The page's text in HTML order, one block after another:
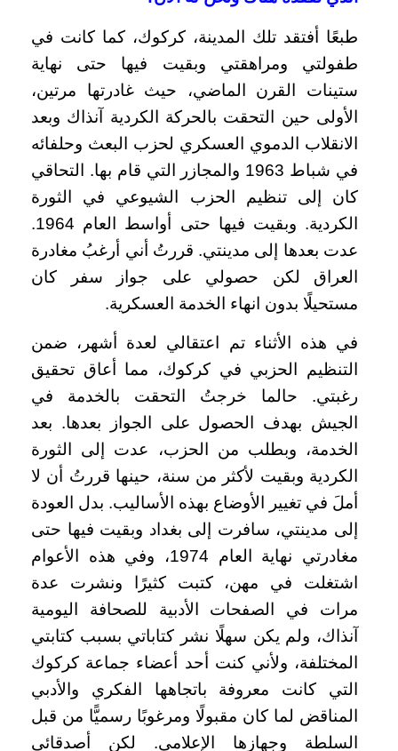
طبعًا أفتقد تلك المدينة، كركوك، كما كانت في
طفولتي ومراهقتي وبقيت فيها حتى نهاية
ستينات القرن الماضي، حيث غادرتها مرتين،
الأولى حين التحقت بالحركة الكردية آنذاك وبعد
الانقلاب الدموي العسكري لحزب البعث وحلفائه
في شباط 1963 والمجازر التي قام بها. التحاقي
كان إلى تنظيم الحزب الشيوعي في الثورة
الكردية. وبقيت فيها حتى أواسط العام 1964.
عدت بعدها إلى مدينتي. قررتُ أني أرغبُ مغادرة
العراق لكن حصولي على جواز سفر كان
مستحيلًا بدون انهاء الخدمة العسكرية.
في هذه الأثناء تم اعتقالي لعدة أشهر، ضمن
التنظيم الحزبي في كركوك، مما أعاق تحقيق
رغبتي. حالما خرجتُ التحقت بالخدمة في
الجيش بهدف الحصول على الجواز بعدها. بعد
الخدمة، وبطلب من الحزب، عدت إلى الثورة
الكردية وبقيت لأكثر من سنة، حينها قررتُ أن لا
أملَ في تغيير الأوضاع بهذه الأساليب. بدل العودة
إلى مدينتي، سافرت إلى بغداد وبقيت فيها حتى
مغادرتي نهاية العام 1974، وفي هذه الأعوام
اشتغلت في مهن، كتبت كثيرًا ونشرت عدة
مرات في الصفحات الأدبية للصحافة اليومية
آنذاك، ولم يكن سهلًا نشر كتاباتي بسبب كتابتي
المختلفة، ولأني كنت أحد أعضاء جماعة كركوك
التي كانت معروفة باتجاهها الفكري والأدبي
المناقض لما كان مقبولًا ومرغوبًا رسميًّا من قبل
السلطة وجهازها الإعلامي. لكن أصدقائي